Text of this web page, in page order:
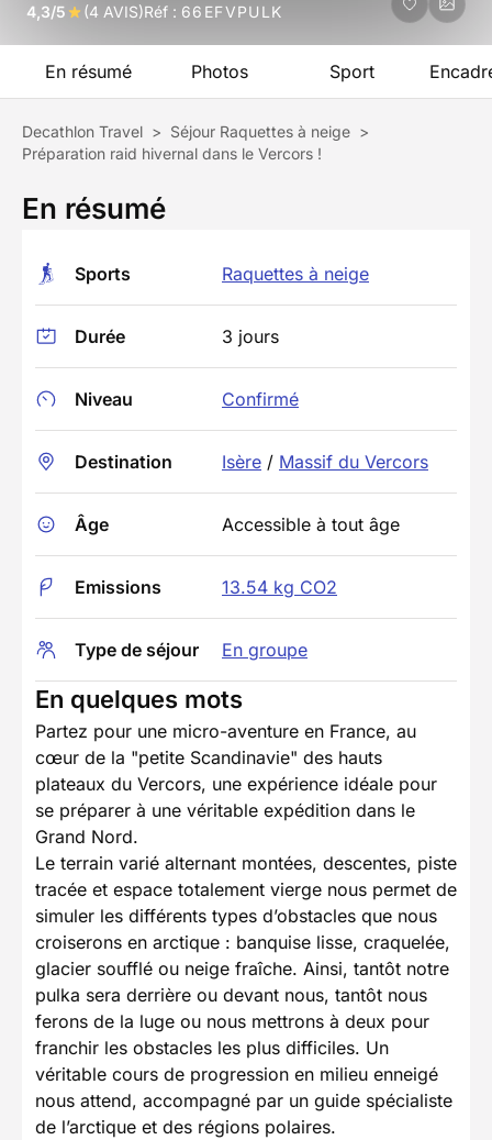
4,3/5 (4 AVIS)Réf : 66EFVPULK
En résumé Photos Sport
Decathlon Travel > Séjour Raquettes à neige >
Préparation raid hivernal dans le Vercors !
En résumé
Sports Raquettes à neige
Durée 3 jours
Niveau Confirmé
Destination Isère / Massif du Vercors
Âge Accessible à tout âge
Emissions 13.54 kg CO2
Type de séjour En groupe
En quelques mots
Partez pour une micro-aventure en France, au
cœur de la "petite Scandinavie" des hauts
plateaux du Vercors, une expérience idéale pour
se préparer à une véritable expédition dans le
Grand Nord.
Le terrain varié alternant montées, descentes, piste
tracée et espace totalement vierge nous permet de
simuler les différents types d’obstacles que nous
croiserons en arctique : banquise lisse, craquelée,
glacier soufflé ou neige fraîche. Ainsi, tantôt notre
pulka sera derrière ou devant nous, tantôt nous
ferons de la luge ou nous mettrons à deux pour
franchir les obstacles les plus difficiles. Un
véritable cours de progression en milieu enneigé
nous attend, accompagné par un guide spécialiste
de l’arctique et des régions polaires.